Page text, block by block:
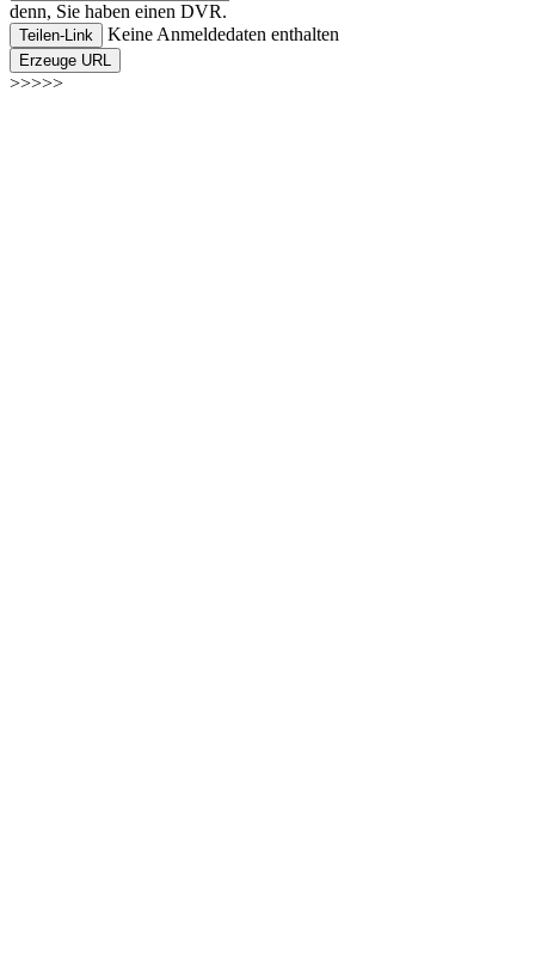
denn, Sie haben einen DVR.
Teilen-Link Keine Anmeldedaten enthalten
Erzeuge URL
>>>>>